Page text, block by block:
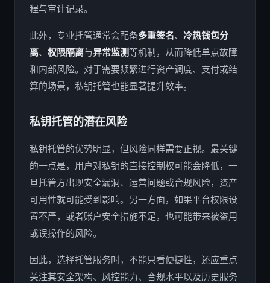
程与审计记录。
此外，专业托管通常会配备多重签名、 冷热钱包分
离、 权限隔离与异常监测等机制，从而降低单点故障
和内部风险。对于需要频繁进行资产调度、支付或结
算的场景，私钥托管也能显著提升效率。
私钥托管的潜在风险
私钥托管的优势明显，但风险同样需要正视。最关键
的一点是，用户对私钥的直接控制权可能会降低，一
旦托管方出现安全漏洞、运营问题或合规风险，资产
可用性就可能受到影响。另一方面，如果平台权限设
置不严，或者账户安全措施不足，也可能带来被盗用
或误操作的风险。
因此，选择托管服务时，不能只看便捷性，还应重点
关注其安全架构、风控能力、合规水平以及历史服务